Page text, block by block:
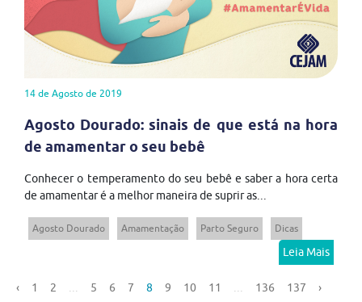
14 de Agosto de 2019
Agosto Dourado: sinais de que está na hora
de amamentar o seu bebê
Conhecer o temperamento do seu bebê e saber a hora certa
de amamentar é a melhor maneira de suprir as...
Agosto Dourado Amamentação Parto Seguro Dicas
Leia Mais
‹ 1 2 5 6 7 8 9 10 11 136 137 ›